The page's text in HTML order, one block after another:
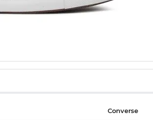
Converse